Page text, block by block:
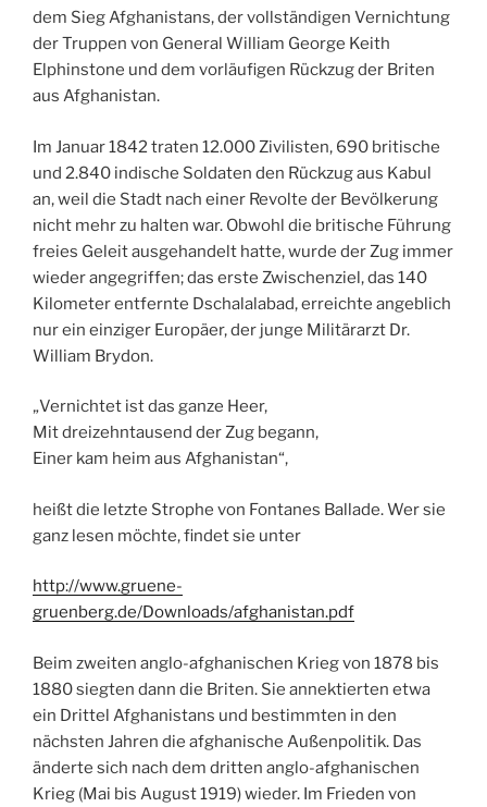
dem Sieg Afghanistans, der vollständigen Vernichtung
der Truppen von General William George Keith
Elphinstone und dem vorläufigen Rückzug der Briten
aus Afghanistan.
Im Januar 1842 traten 12.000 Zivilisten, 690 britische
und 2.840 indische Soldaten den Rückzug aus Kabul
an, weil die Stadt nach einer Revolte der Bevölkerung
nicht mehr zu halten war. Obwohl die britische Führung
freies Geleit ausgehandelt hatte, wurde der Zug immer
wieder angegriffen; das erste Zwischenziel, das 140
Kilometer entfernte Dschalalabad, erreichte angeblich
nur ein einziger Europäer, der junge Militärarzt Dr.
William Brydon.
„Vernichtet ist das ganze Heer,
Mit dreizehntausend der Zug begann,
Einer kam heim aus Afghanistan“,
heißt die letzte Strophe von Fontanes Ballade. Wer sie
ganz lesen möchte, findet sie unter
http://www.gruene-
gruenberg.de/Downloads/afghanistan.pdf
Beim zweiten anglo-afghanischen Krieg von 1878 bis
1880 siegten dann die Briten. Sie annektierten etwa
ein Drittel Afghanistans und bestimmten in den
nächsten Jahren die afghanische Außenpolitik. Das
änderte sich nach dem dritten anglo-afghanischen
Krieg (Mai bis August 1919) wieder. Im Frieden von